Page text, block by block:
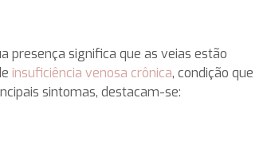
presença significa que as veias estão
insuficiência venosa crônica, condição que
sintomas, destacam-se: